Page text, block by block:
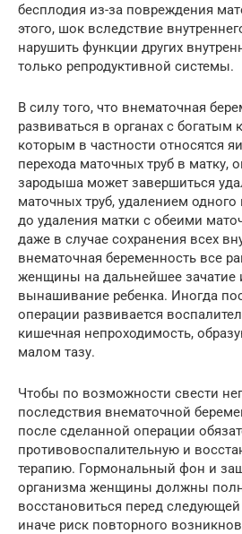
бесплодия из-за повреждения
этого, шок вследствие
нарушить функции других
только репродуктивной системы.
В силу того, что внематочная
развиваться в органах с богатым
которым в частности относятся
перехода маточных труб в матку,
зародыша может завершиться
маточных труб, удалением
до удаления матки с обеими
даже в случае сохранения всех
внематочная беременность все
женщины на дальнейшее зачатие
вынашивание ребенка. Иногда
операции развивается
кишечная непроходимость,
малом тазу.
Чтобы по возможности свести
последствия внематочной
после сделанной операции
противовоспалительную и
терапию. Гормональный фон и
организма женщины должны
восстановиться перед
иначе риск повторного